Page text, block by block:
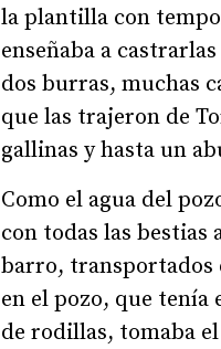
la plantilla con
enseñaba a
dos burras, muchas
que las trajeron de
gallinas y hasta un
Como el agua del
con todas las bestias
barro, transportados
en el pozo, que tenía
de rodillas, tomaba